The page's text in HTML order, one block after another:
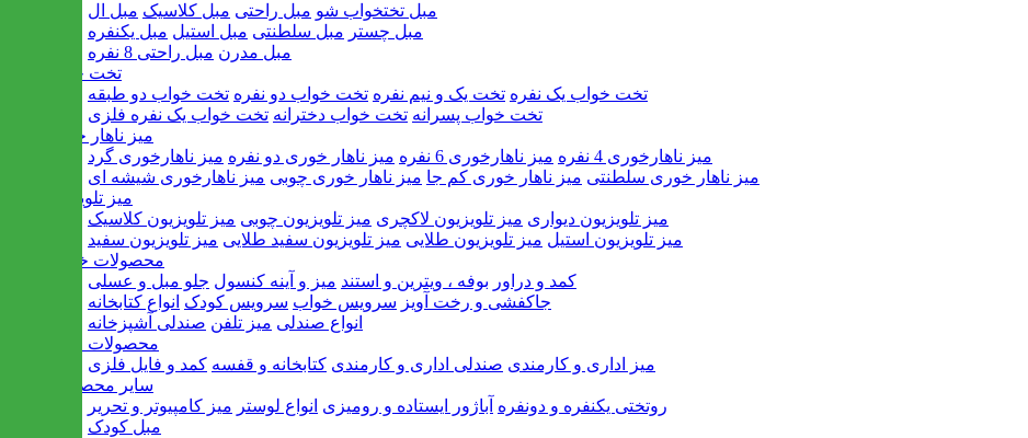
مبل تختخواب شو مبل راحتی مبل کلاسیک مبل ال
مبل چستر مبل سلطنتی مبل استیل مبل یکنفره
مبل مدرن مبل راحتی 8 نفره
تخت خواب
تخت خواب یک نفره تخت یک و نیم نفره تخت خواب دو نفره تخت خواب دو طبقه
تخت خواب پسرانه تخت خواب دخترانه تخت خواب یک نفره فلزی
میز ناهار خوری
میز ناهارخوری 4 نفره
میز ناهارخوری 6 نفره میز ناهار خوری دو نفره میز ناهارخوری گرد
میز ناهار خوری سلطنتی میز ناهار خوری کم جا میز ناهار خوری چوبی میز ناهارخوری شیشه ای
میز تلویزیون
میز تلویزیون دیواری میز تلویزیون لاکچری میز تلویزیون چوبی میز تلویزیون کلاسیک
میز تلویزیون استیل میز تلویزیون طلایی میز تلویزیون سفید طلایی میز تلویزیون سفید
محصولات خانگی
کمد و دراور بوفه ، ویترین و استند میز و آینه کنسول جلو مبل و عسلی
جاکفشی و رخت آویز سرویس خواب سرویس کودک انواع کتابخانه
انواع صندلی میز تلفن صندلی آشپزخانه
محصولات اداری
میز اداری و کارمندی صندلی اداری و کارمندی کتابخانه و قفسه کمد و فایل فلزی
سایر محصولات
روتختی یکنفره و دونفره آباژور ایستاده و رومیزی انواع لوستر میز کامپیوتر و تحریر
مبل کودک